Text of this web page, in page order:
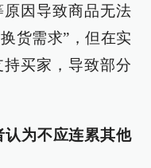
因导致商品无法
货需求”，但在实
买家，导致部分
为不应连累其他